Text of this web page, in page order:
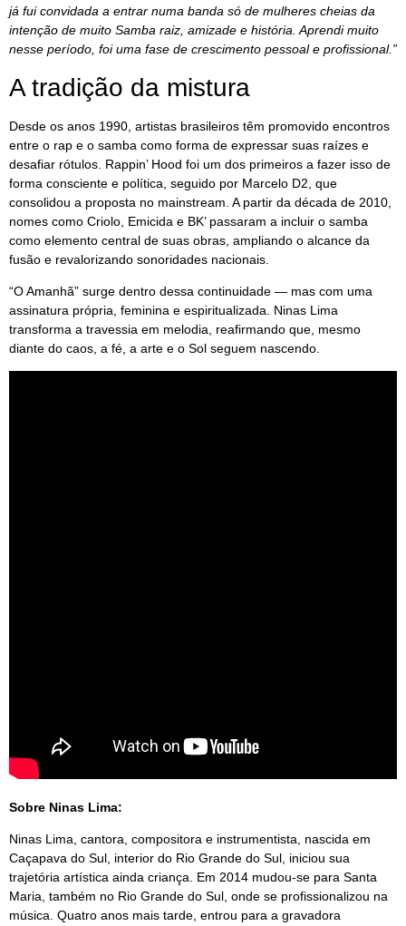
já fui convidada a entrar numa banda só de mulheres cheias da
intenção de muito Samba raiz, amizade e história. Aprendi muito
nesse período, foi uma fase de crescimento pessoal e profissional.”
A tradição da mistura
Desde os anos 1990, artistas brasileiros têm promovido encontros
entre o rap e o samba como forma de expressar suas raízes e
desafiar rótulos. Rappin’ Hood foi um dos primeiros a fazer isso de
forma consciente e política, seguido por Marcelo D2, que
consolidou a proposta no mainstream. A partir da década de 2010,
nomes como Criolo, Emicida e BK’ passaram a incluir o samba
como elemento central de suas obras, ampliando o alcance da
fusão e revalorizando sonoridades nacionais.
“O Amanhã” surge dentro dessa continuidade — mas com uma
assinatura própria, feminina e espiritualizada. Ninas Lima
transforma a travessia em melodia, reafirmando que, mesmo
diante do caos, a fé, a arte e o Sol seguem nascendo.
Sobre Ninas Lima:
Ninas Lima, cantora, compositora e instrumentista, nascida em
Caçapava do Sul, interior do Rio Grande do Sul, iniciou sua
trajetória artística ainda criança. Em 2014 mudou-se para Santa
Maria, também no Rio Grande do Sul, onde se profissionalizou na
música. Quatro anos mais tarde, entrou para a gravadora